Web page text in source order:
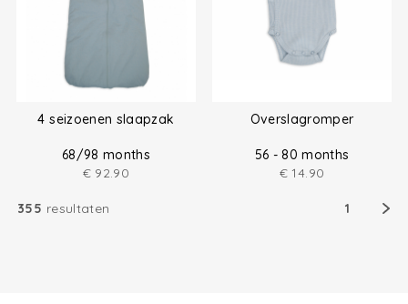
4 seizoenen slaapzak
68/98 months
€ 92.90
Overslagromper
56 - 80 months
€ 14.90
355 resultaten 1